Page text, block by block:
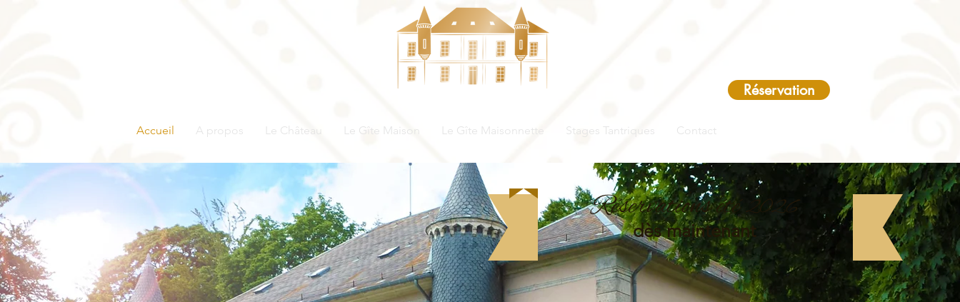
Le Château de Joyce Réservation
Accueil A propos Le Château Le Gîte Maison Le Gîte Maisonnette Stages Tantriques Contact
Réservations été2026
dès maintenant